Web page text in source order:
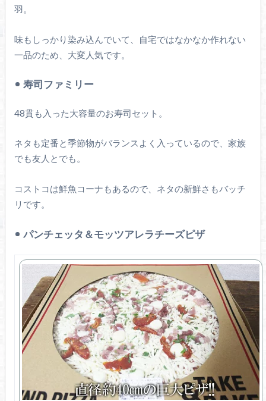
羽。
味もしっかり染み込んでいて、自宅ではなかなか作れない
一品のため、大変人気です。
寿司ファミリー
48貫も入った大容量のお寿司セット。
ネタも定番と季節物がバランスよく入っているので、家族
でも友人とでも。
コストコは鮮魚コーナもあるので、ネタの新鮮さもバッチ
リです。
パンチェッタ＆モッツアレラチーズピザ